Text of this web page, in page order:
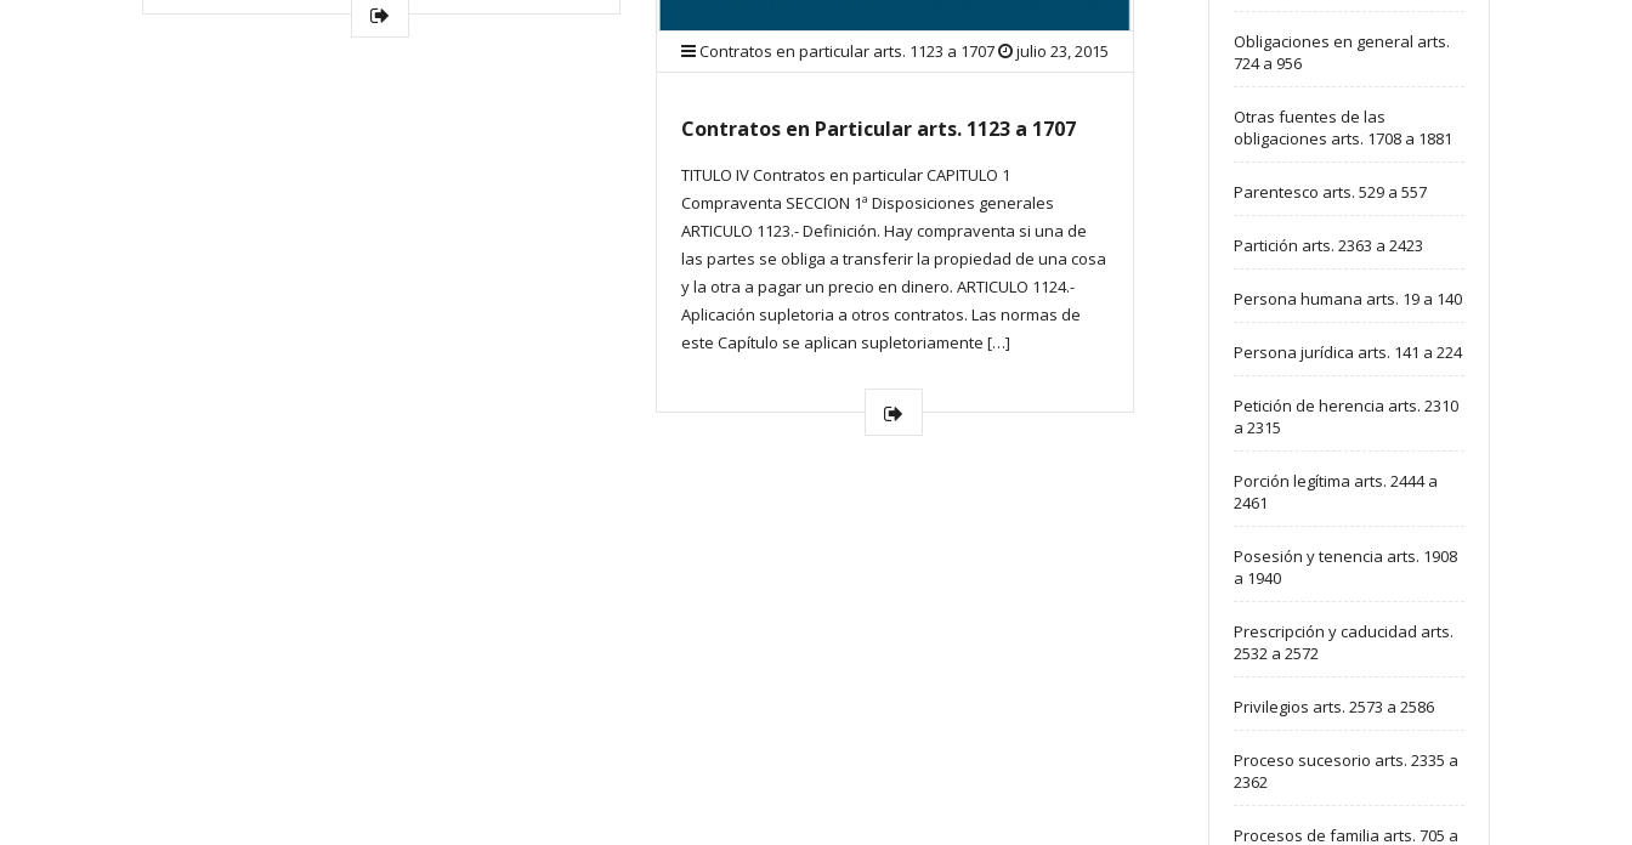
Contratos en particular arts. 1123 a 1707 julio 23, 2015
Contratos en Particular arts. 1123 a 1707
TITULO IV Contratos en particular CAPITULO 1
Compraventa SECCION 1ª Disposiciones generales
ARTICULO 1123.- Definición. Hay compraventa si una de
las partes se obliga a transferir la propiedad de una cosa
y la otra a pagar un precio en dinero. ARTICULO 1124.-
Aplicación supletoria a otros contratos. Las normas de
este Capítulo se aplican supletoriamente […]
Obligaciones en general arts.
724 a 956
Otras fuentes de las
obligaciones arts. 1708 a 1881
Parentesco arts. 529 a 557
Partición arts. 2363 a 2423
Persona humana arts. 19 a 140
Persona jurídica arts. 141 a 224
Petición de herencia arts. 2310
a 2315
Porción legítima arts. 2444 a
2461
Posesión y tenencia arts. 1908
a 1940
Prescripción y caducidad arts.
2532 a 2572
Privilegios arts. 2573 a 2586
Proceso sucesorio arts. 2335 a
2362
Procesos de familia arts. 705 a